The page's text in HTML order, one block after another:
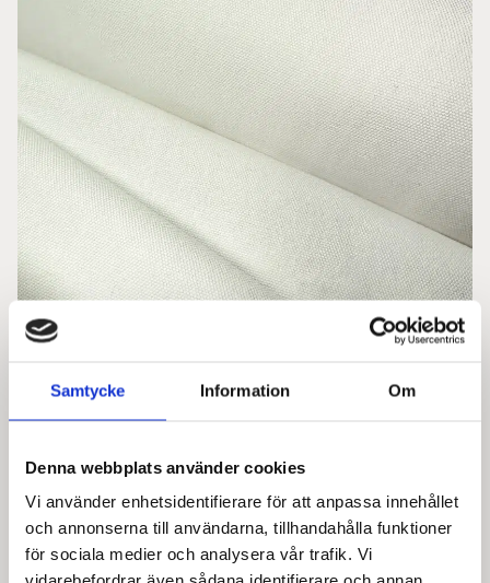
Samtycke Information Om
Denna webbplats använder cookies
Vi använder enhetsidentifierare för att anpassa innehållet
och annonserna till användarna, tillhandahålla funktioner
för sociala medier och analysera vår trafik. Vi
Bomulls Canvas
Till schellacksbrättet används 100% bomulls canvas.
Både oblekt eller blekt bomulls canvas kan